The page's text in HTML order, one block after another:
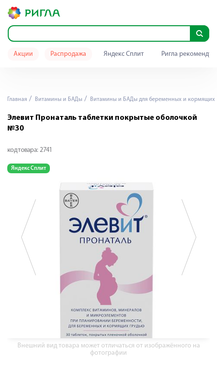
Акции Распродажа Яндекс Сплит Ригла
Главная Витамины и БАДы Витамины и БАДы для беременных и кормящих
Элевит Пронаталь таблетки покрытые оболочкой
№30
код товара: 2741
Яндекс Сплит
Внешний вид товара может отличаться от изображённого на
фотографии